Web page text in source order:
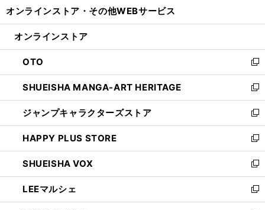
開
ン
ウ
で
開
く
ウ
ン
ド
ウ
で
開
く
オンラインストア・ その他WEBサービス
オンラインストア
OTO
新
し
い
ウ
ィ
ン
ド
ウ
で
開
く
SHUEISHA MANGA-ART HERITAGE
新
し
い
ウ
ィ
ン
ド
ウ
で
開
ジャンプキャラクターズストア
新
し
い
ウ
ィ
ン
ド
ウ
HAPPY PLUS STORE
新
し
い
ウ
ィ
ン
SHUEISHA VOX
新
し
い
ウ
LEEマルシェ
新
し